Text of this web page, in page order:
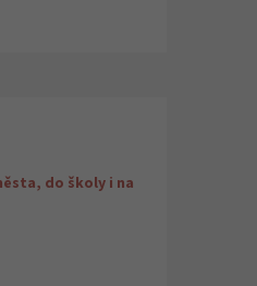
do školy i na